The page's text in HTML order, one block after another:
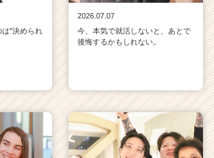
は"決められ
2026.07.07
今、本気で就活しないと、あとで
後悔するかもしれない。